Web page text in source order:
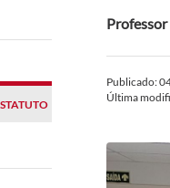
Publicado:
Última